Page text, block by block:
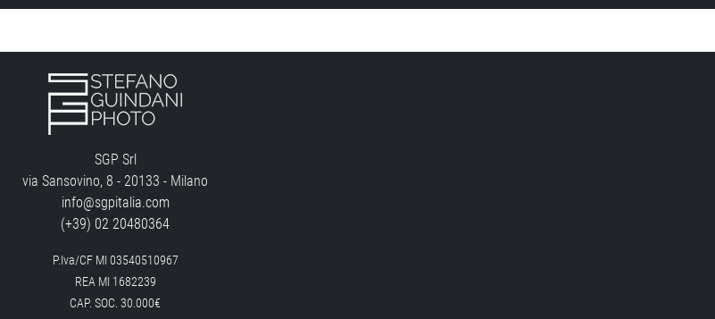
SGP Srl
via Sansovino, 8 - 20133 - Milano
info@sgpitalia.com
(+39) 02 20480364
P.Iva/CF MI 03540510967
REA MI 1682239
CAP. SOC. 30.000€